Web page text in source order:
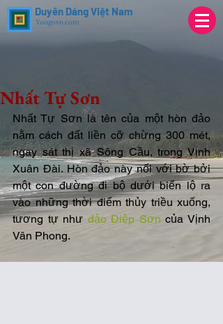
Duyên Dáng Việt Nam
Yougovn.com
Nhất Tự Sơn
Nhất Tự Sơn là tên của một hòn đảo
nằm cách đất liền cỡ chừng 300 mét,
ngay sát thị xã Sông Cầu, trong Vịnh
Xuân Đài. Hòn đảo này nối với bờ bởi
một con đường đi bộ dưới biển lộ ra
vào những thời điểm thủy triều xuống,
tương tự như đảo Điệp Sơn của Vịnh
Vân Phong.